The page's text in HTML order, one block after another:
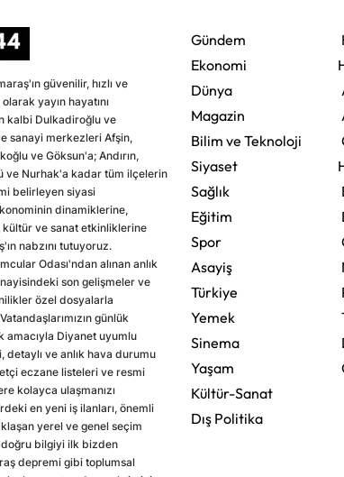
güvenilir, hızlı ve
yayın hayatını
kalbi Dulkadiroğlu ve
sanayi merkezleri Afşin,
ve Göksun'a; Andırın,
ve Nurhak'a kadar tüm ilçelerin
belirleyen siyasi
dinamiklerine,
ve sanat etkinliklerine
nabzını tutuyoruz.
Odası'ndan alınan anlık
son gelişmeler ve
özel dosyalarla
günlük
amacıyla Diyanet uyumlu
ve anlık hava durumu
eczane listeleri ve resmi
kolayca ulaşmanızı
en yeni iş ilanları, önemli
yerel ve genel seçim
doğru bilgiyi ilk bizden
depremi gibi toplumsal
Gündem
Ekonomi
Dünya
Magazin
Bilim ve Teknoloji
Siyaset
Sağlık
Eğitim
Spor
Asayiş
Türkiye
Yemek
Sinema
Yaşam
Kültür-Sanat
Dış Politika